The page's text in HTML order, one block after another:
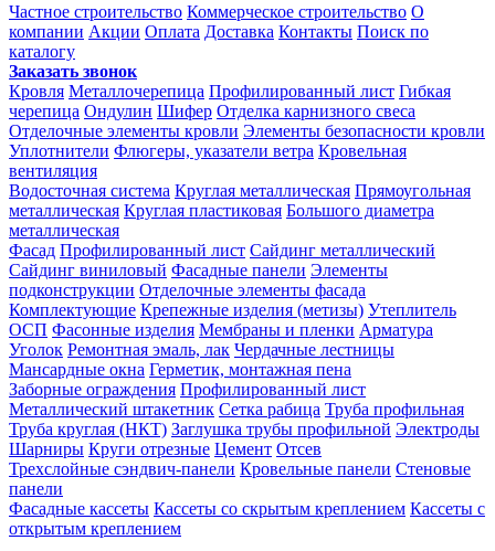
Частное строительство Коммерческое строительство О
компании Акции Оплата Доставка Контакты Поиск по
каталогу
Заказать звонок
Кровля Металлочерепица Профилированный лист Гибкая
черепица Ондулин Шифер Отделка карнизного свеса
Отделочные элементы кровли Элементы безопасности кровли
Уплотнители Флюгеры, указатели ветра Кровельная
вентиляция
Водосточная система Круглая металлическая Прямоугольная
металлическая Круглая пластиковая Большого диаметра
металлическая
Фасад Профилированный лист Сайдинг металлический
Сайдинг виниловый Фасадные панели Элементы
подконструкции Отделочные элементы фасада
Комплектующие Крепежные изделия (метизы) Утеплитель
ОСП Фасонные изделия Мембраны и пленки Арматура
Уголок Ремонтная эмаль, лак Чердачные лестницы
Мансардные окна Герметик, монтажная пена
Заборные ограждения Профилированный лист
Металлический штакетник Сетка рабица Труба профильная
Труба круглая (НКТ) Заглушка трубы профильной Электроды
Шарниры Круги отрезные Цемент Отсев
Трехслойные сэндвич-панели Кровельные панели Стеновые
панели
Фасадные кассеты Кассеты со скрытым креплением Кассеты с
открытым креплением